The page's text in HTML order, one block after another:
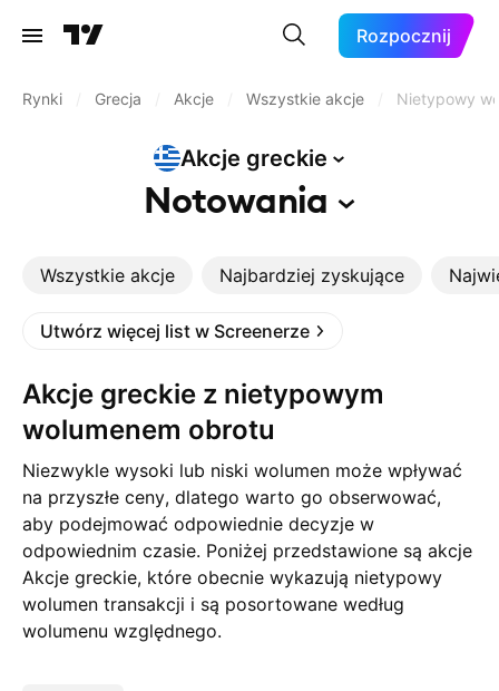
Rozpocznij
Rynki Grecja Akcje Wszystkie akcje Nietypowy
Akcje greckie
Notowania
Wszystkie akcje Najbardziej zyskujące
Utwórz więcej list w Screenerze
Akcje greckie z nietypowym
wolumenem obrotu
Niezwykle wysoki lub niski wolumen może wpływać
na przyszłe ceny, dlatego warto go obserwować,
aby podejmować odpowiednie decyzje w
odpowiednim czasie. Poniżej przedstawione są akcje
Akcje greckie, które obecnie wykazują nietypowy
wolumen transakcji i są posortowane według
wolumenu względnego.